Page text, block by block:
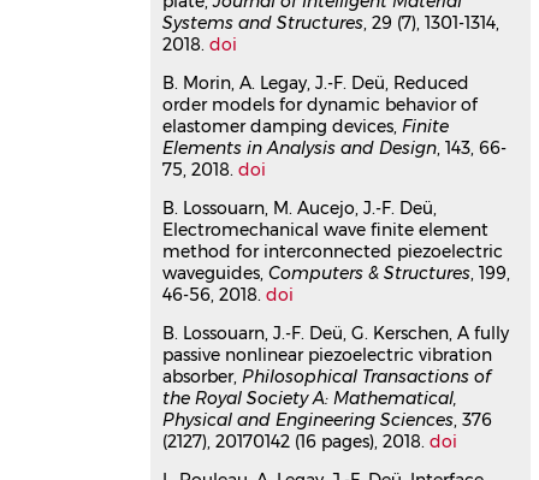
distributed and interconnected
piezoelectric patches
Marcelo Areias Trindade,Boris
Lossouarn,Jean-François Deü
Journal of Intelligent Material Systems
and Structures, 2021, 32 (9), pp.971-
985.⟨10.1177/1045389X20942847⟩
Article dans une revue hal-
02909839v1
Dynamic analysis of a pipe
conveying a two-phase fluid
considering uncertainties in the
flow parameters
Pedro Ponte,Thiago Ritto,Jean-
François Deü
Journal of the Brazilian Society of
Mechanical Sciences and Engineering
2020, 42 (12), pp.626.⟨10.1007/s40430-
Systems and Structures, 29 (7), 1301-1314,
2018.doi
B. Morin, A. Legay, J.-F. Deü, Reduced
order models for dynamic behavior of
elastomer damping devices,Finite
Elements in Analysis and Design, 143, 66-
75, 2018.doi
B. Lossouarn, M. Aucejo, J.-F. Deü,
Electromechanical wave ﬁnite element
method for interconnected piezoelectric
waveguides,Computers & Structures, 199,
46-56, 2018.doi
B. Lossouarn, J.-F. Deü, G. Kerschen, A fully
passive nonlinear piezoelectric vibration
absorber,Philosophical Transactions of
the Royal Society A: Mathematical,
Physical and Engineering Sciences, 376
(2127), 20170142 (16 pages), 2018.doi